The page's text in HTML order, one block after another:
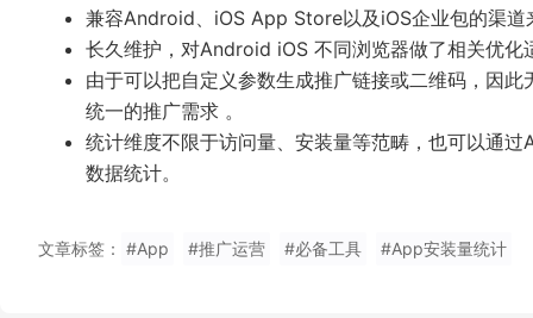
兼容Android、iOS App Store以及iOS企业包的渠
长久维护，对Android iOS 不同浏览器做了相关优化
由于可以把自定义参数生成推广链接或二维码，因
统一的推广需求 。
统计维度不限于访问量、安装量等范畴，也可以通
数据统计。
文章标签： #App #推广运营 #必备工具 #App安装量统计